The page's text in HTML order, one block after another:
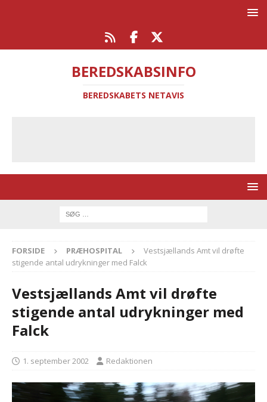
BEREDSKABSINFO
BEREDSKABETS NETAVIS
FORSIDE PRÆHOSPITAL
Vestsjællands Amt vil drøfte
stigende antal udrykninger med Falck
Vestsjællands Amt vil drøfte
stigende antal udrykninger med
Falck
1. september 2002 Redaktionen